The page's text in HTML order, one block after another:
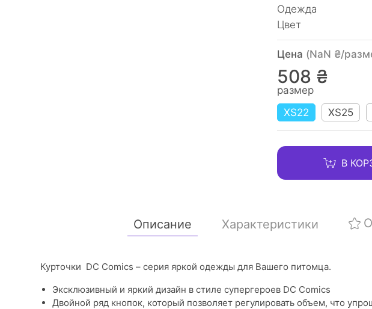
Одежда
Цвет
Цена (NaN ₴/
508 ₴
размер
XS22
XS25
В
Описание Характеристики
Курточки DC Comics – серия яркой одежды для Вашего питомца.
Эксклюзивный и яркий дизайн в стиле супергероев DC Comics
Двойной ряд кнопок, который позволяет регулировать объем, что